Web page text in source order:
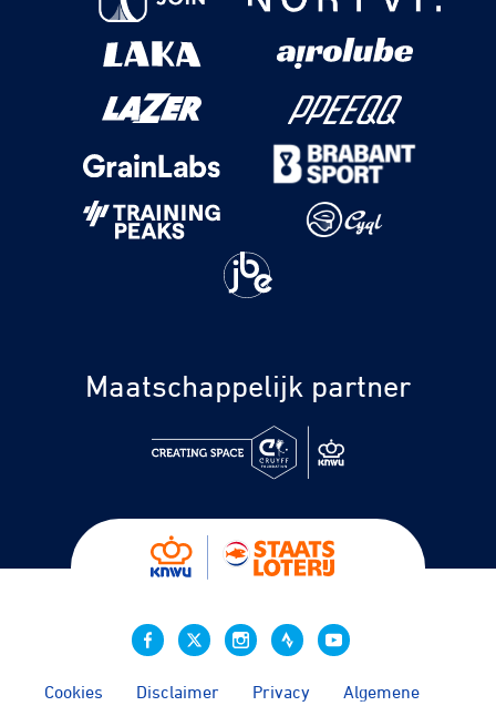
Maatschappelijk partner
Cookies Disclaimer Privacy Algemene